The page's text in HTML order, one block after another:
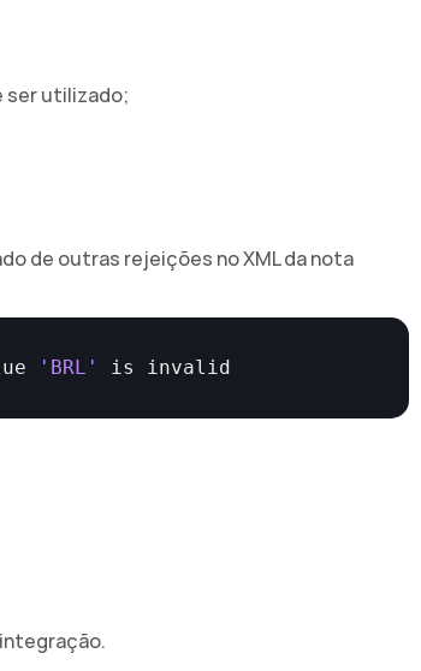
ser utilizado;
de outras rejeições no XML da nota
'BRL' is invalid